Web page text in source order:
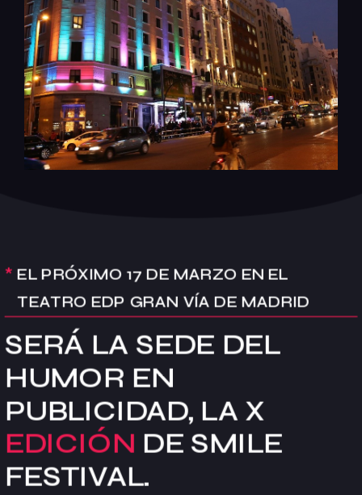
* EL PRÓXIMO 17 DE MARZO EN EL
TEATRO EDP GRAN VÍA DE MADRID
SERÁ LA SEDE DEL
HUMOR EN
PUBLICIDAD, LA X
EDICIÓN DE SMILE
FESTIVAL.